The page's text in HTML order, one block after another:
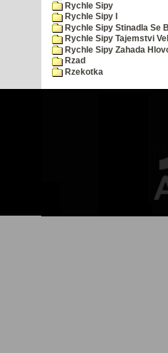
Rychle Sipy
Rychle Sipy I
Rychle Sipy Stinadla Se
Rychle Sipy Tajemstvi
Rychle Sipy Zahada
Rzad
Rzekotka